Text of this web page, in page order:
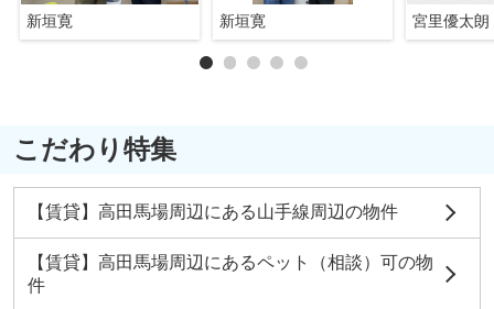
新垣寛 新垣寛 宮里優太朗
こだわり特集
【賃貸】高田馬場周辺にある山手線周辺の物件
【賃貸】高田馬場周辺にあるペット（相談）可の物
件